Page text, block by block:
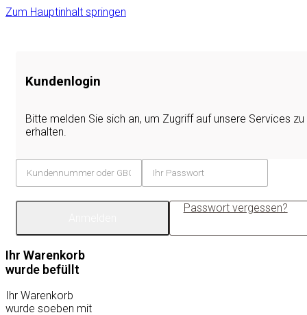
Zum Hauptinhalt springen
Kundenlogin
Bitte melden Sie sich an, um Zugriff auf unsere Services zu
erhalten.
Passwort vergessen?
Ihr Warenkorb
wurde befüllt
Ihr Warenkorb
wurde soeben mit